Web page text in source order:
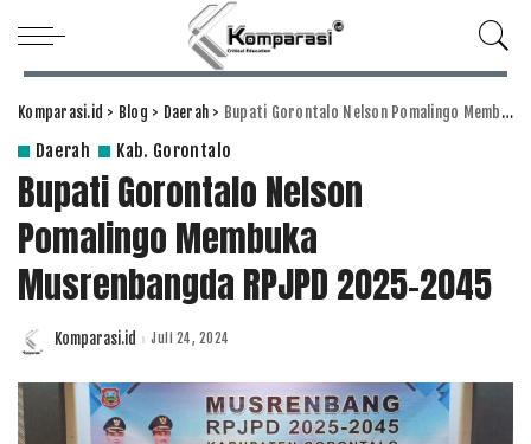
Komparasi.id > Blog > Daerah > Bupati Gorontalo Nelson Pomalingo Membuka Musrenbangda RPJPD 2025-2045
Daerah Kab. Gorontalo
Bupati Gorontalo Nelson
Pomalingo Membuka
Musrenbangda RPJPD 2025-2045
Posted
Komparasi.id Juli 24, 2024